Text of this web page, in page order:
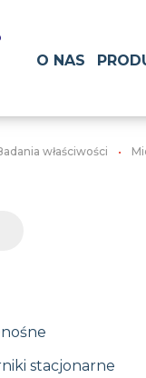
O NAS
właściwości
stacjonarne